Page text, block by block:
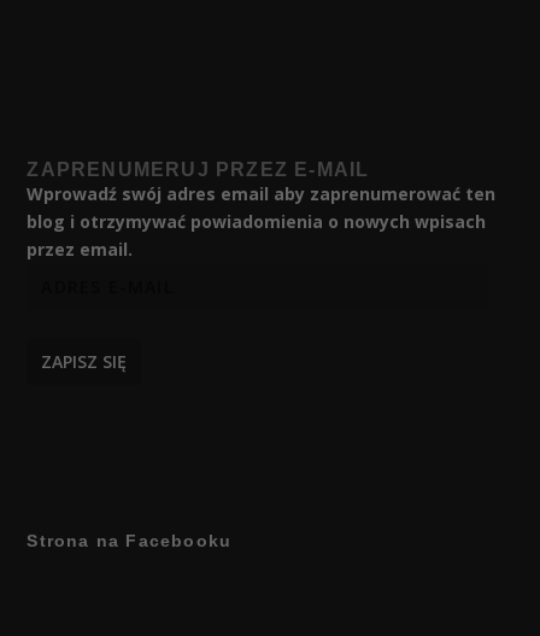
ZAPRENUMERUJ PRZEZ E-MAIL
Wprowadź swój adres email aby zaprenumerować ten
blog i otrzymywać powiadomienia o nowych wpisach
przez email.
ZAPISZ SIĘ
Strona na Facebooku